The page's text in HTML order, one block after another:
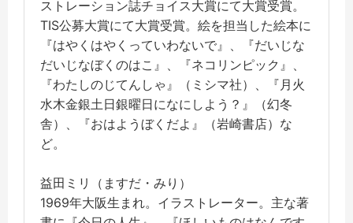
ストレーション誌チョイス大賞にて大賞受賞。
TIS公募大賞にて大賞受賞。絵を担当した絵本に
『はやくはやくっていわないで』、『だいじな
だいじなぼくのはこ』、『ネコリンピック』、
『わたしのじてんしゃ』（ミシマ社）、『月火
水木金銀土日銀曜日になにしよう？』（幻冬
舎）、『おはようぼくだよ』（岩崎書店）な
ど。
益田ミリ（ますだ・みり）
1969年大阪生まれ。イラストレーター。主な著